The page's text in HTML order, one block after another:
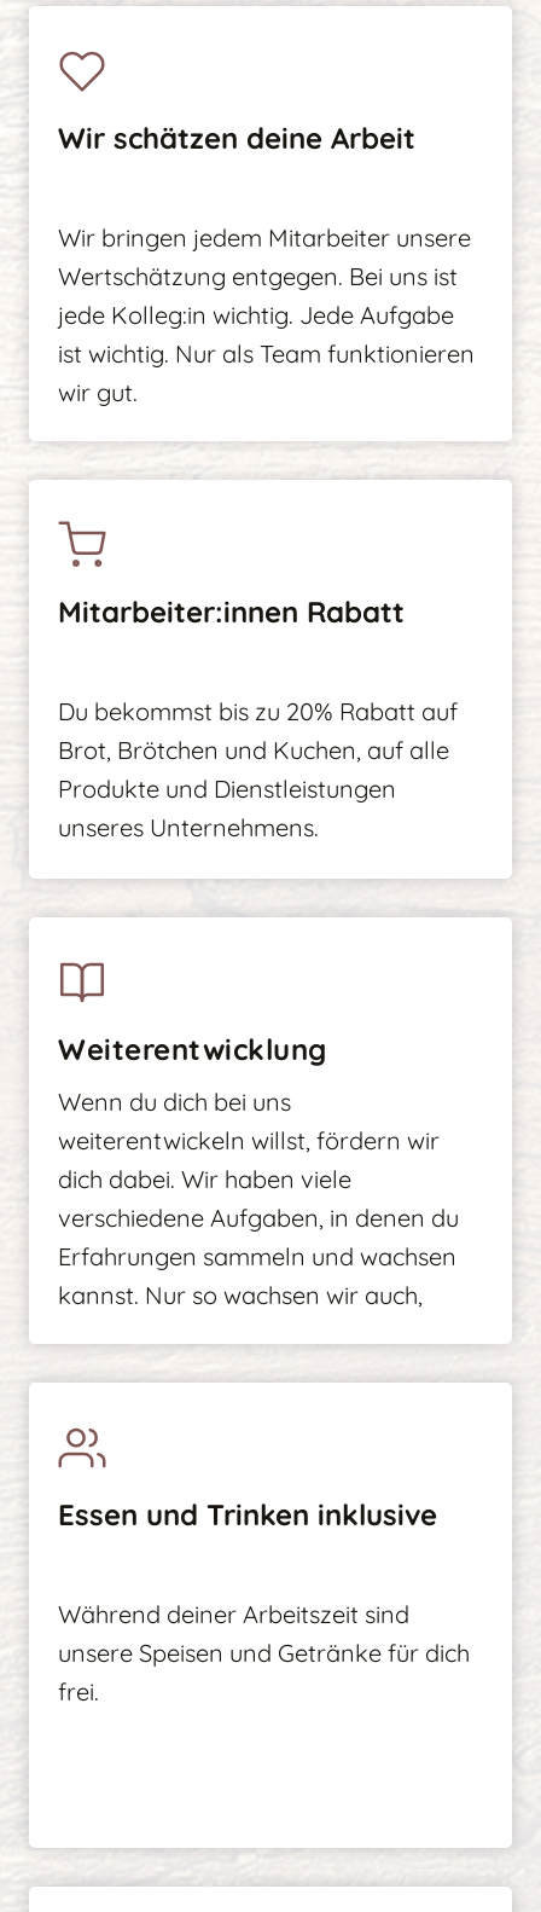
Wir schätzen deine Arbeit
Wir bringen jedem Mitarbeiter unsere
Wertschätzung entgegen. Bei uns ist
jede Kolleg:in wichtig. Jede Aufgabe
ist wichtig. Nur als Team funktionieren
wir gut.
Mitarbeiter:innen Rabatt
Du bekommst bis zu 20% Rabatt auf
Brot, Brötchen und Kuchen, auf alle
Produkte und Dienstleistungen
unseres Unternehmens.
Weiterentwicklung
Wenn du dich bei uns
weiterentwickeln willst, fördern wir
dich dabei. Wir haben viele
verschiedene Aufgaben, in denen du
Erfahrungen sammeln und wachsen
kannst. Nur so wachsen wir auch,
Essen und Trinken inklusive
Während deiner Arbeitszeit sind
unsere Speisen und Getränke für dich
frei.